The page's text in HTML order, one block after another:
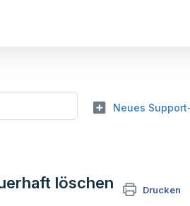
Neues
löschen Drucken